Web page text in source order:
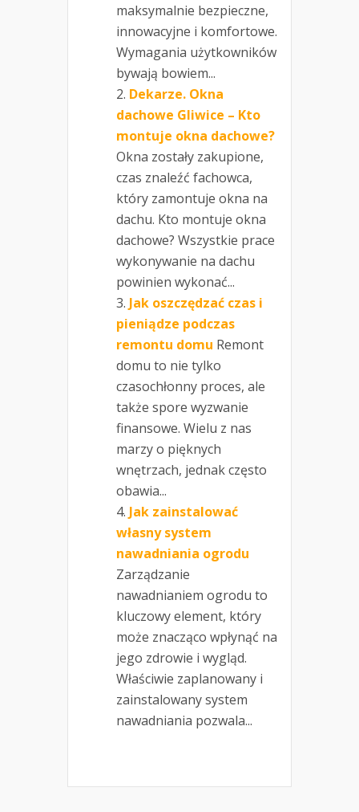
maksymalnie bezpieczne,
innowacyjne i komfortowe.
Wymagania użytkowników
bywają bowiem...
Dekarze. Okna
dachowe Gliwice – Kto
montuje okna dachowe?
Okna zostały zakupione,
czas znaleźć fachowca,
który zamontuje okna na
dachu. Kto montuje okna
dachowe? Wszystkie prace
wykonywanie na dachu
powinien wykonać...
Jak oszczędzać czas i
pieniądze podczas
remontu domu Remont
domu to nie tylko
czasochłonny proces, ale
także spore wyzwanie
finansowe. Wielu z nas
marzy o pięknych
wnętrzach, jednak często
obawia...
Jak zainstalować
własny system
nawadniania ogrodu
Zarządzanie
nawadnianiem ogrodu to
kluczowy element, który
może znacząco wpłynąć na
jego zdrowie i wygląd.
Właściwie zaplanowany i
zainstalowany system
nawadniania pozwala...